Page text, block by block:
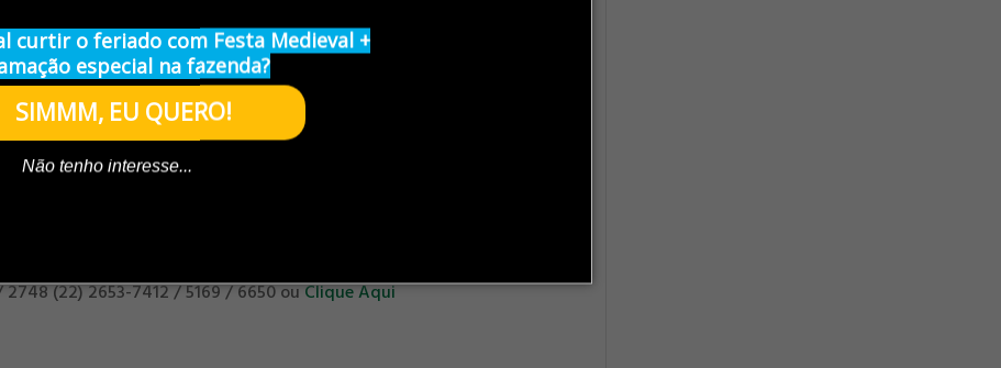
curtir o feriado com Festa Medieval +
especial na fazenda?
SIMMM, EU QUERO!
Não tenho interesse...
com música ao vivo
durante todo o período.
à cavalo e charrete, serviços de manicure, massagista e
2748 (22) 2653-7412 / 5169 / 6650 ouClique Aqui